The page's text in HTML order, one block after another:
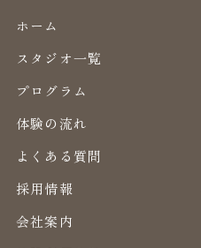
ホーム
スタジオ一覧
プログラム
体験の流れ
よくある質問
採用情報
会社案内